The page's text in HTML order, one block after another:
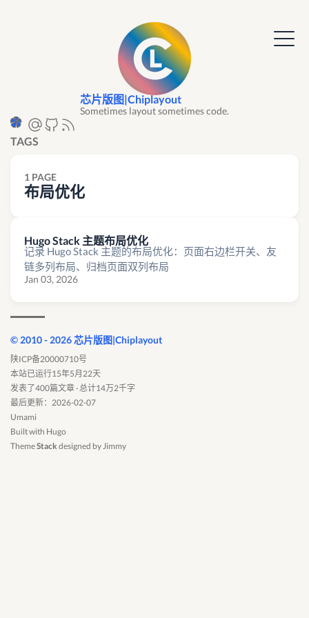
芯片版图|Chiplayout
Sometimes layout sometimes code.
TAGS
1 PAGE
布局优化
Hugo Stack 主题布局优化
记录 Hugo Stack 主题的布局优化：页面右边栏开关、友
链多列布局、归档页面双列布局
Jan 03, 2026
© 2010 - 2026 芯片版图|Chiplayout
陕ICP备20000710号
本站已运行15年5月22天
发表了400篇文章 · 总计14万2千字
最后更新：2026-02-07
Umami
Built with Hugo
ThemeStack designed byJimmy